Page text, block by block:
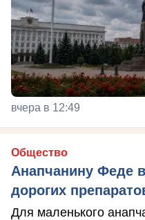
вчера в 12:49
Общество
Анапчанину Феде
дорогих
Для маленького